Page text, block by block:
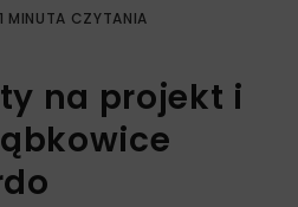
MINUTA CZYTANIA
na projekt i